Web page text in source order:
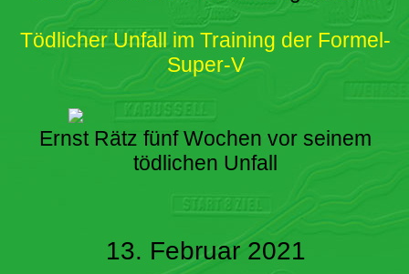
Tödlicher Unfall im Training der Formel-
Super-V
Ernst Rätz fünf Wochen vor seinem
tödlichen Unfall
13. Februar 2021